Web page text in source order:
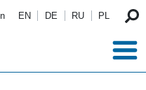
EN DE RU PL